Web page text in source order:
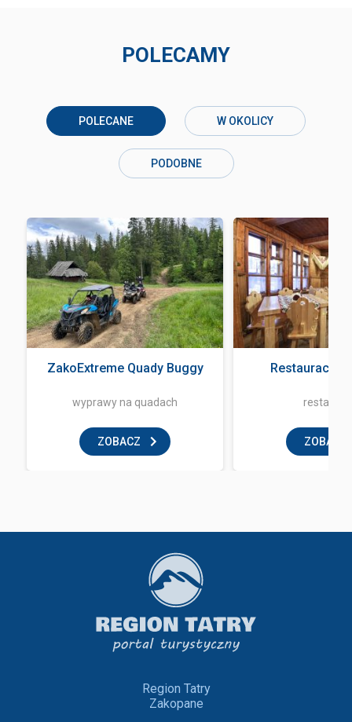
POLECAMY
POLECANE W OKOLICY
PODOBNE
ZakoExtreme Quady Buggy
wyprawy na quadach
ZOBACZ
Restauracja
ZOBACZ
Region Tatry
Zakopane